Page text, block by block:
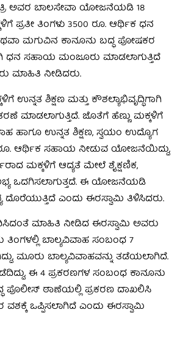
ಅವರ ಬಾಲಸೇವಾ ಯೋಜನೆಯಡಿ 18
ಪ್ರತೀ ತಿಂಗಳು 3500 ರೂ. ಆರ್ಥಿಕ ಧನ
ಮಗುವಿನ ಕಾನೂನು ಬದ್ಧ ಪೋಷಕರ
ಧನ ಸಹಾಯ ಮಂಜೂರು ಮಾಡಲಾಗುತ್ತಿದೆ
ಮಾಹಿತಿ ನೀಡಿದರು.
ಉನ್ನತ ಶಿಕ್ಷಣ ಮತ್ತು ಕೌಶಲ್ಯಾಭಿವೃದ್ಧಿಗಾಗಿ
ಮಾಡಲಾಗುತ್ತಿದೆ. ಜೊತೆಗೆ ಹೆಣ್ಣು ಮಕ್ಕಳಿಗೆ
ಹಾಗೂ ಉನ್ನತ ಶಿಕ್ಷಣ, ಸ್ವಯಂ ಉದ್ಯೊಗ
ರೂ. ಆರ್ಥಿಕ ಸಹಾಯ ನೀಡುವ ಯೋಜನೆಯಿದ್ದು,
ಮಕ್ಕಳಿಗೆ ಆದ್ಯತೆ ಮೇಲೆ ಶೈಕ್ಷಣಿಕ,
ಒದಗಿಸಲಾಗುತ್ತದೆ. ಈ ಯೋಜನೆಯಡಿ
ದೊರೆಯುತ್ತಿದೆ ಎಂದು ಈರಸ್ವಾಮಿ ತಿಳಿಸಿದರು.
ಮಾಹಿತಿ ನೀಡಿದ ಈರಸ್ವಾಮಿ ಅವರು
ಬಾಲ್ಯವಿವಾಹ ಸಂಬಂಧ 7
ಮೂರು ಬಾಲ್ಯವಿವಾಹವನ್ನು ತಡೆಯಲಾಗಿದೆ.
ಈ 4 ಪ್ರಕರಣಗಳ ಸಂಬಂಧ ಕಾನೂನು
ಪೊಲೀಸ್ ಠಾಣೆಯಲ್ಲಿ ಪ್ರಕರಣ ದಾಖಲಿಸಿ
ಒಪ್ಪಿಸಲಾಗಿದೆ ಎಂದು ಈರಸ್ವಾಮಿ